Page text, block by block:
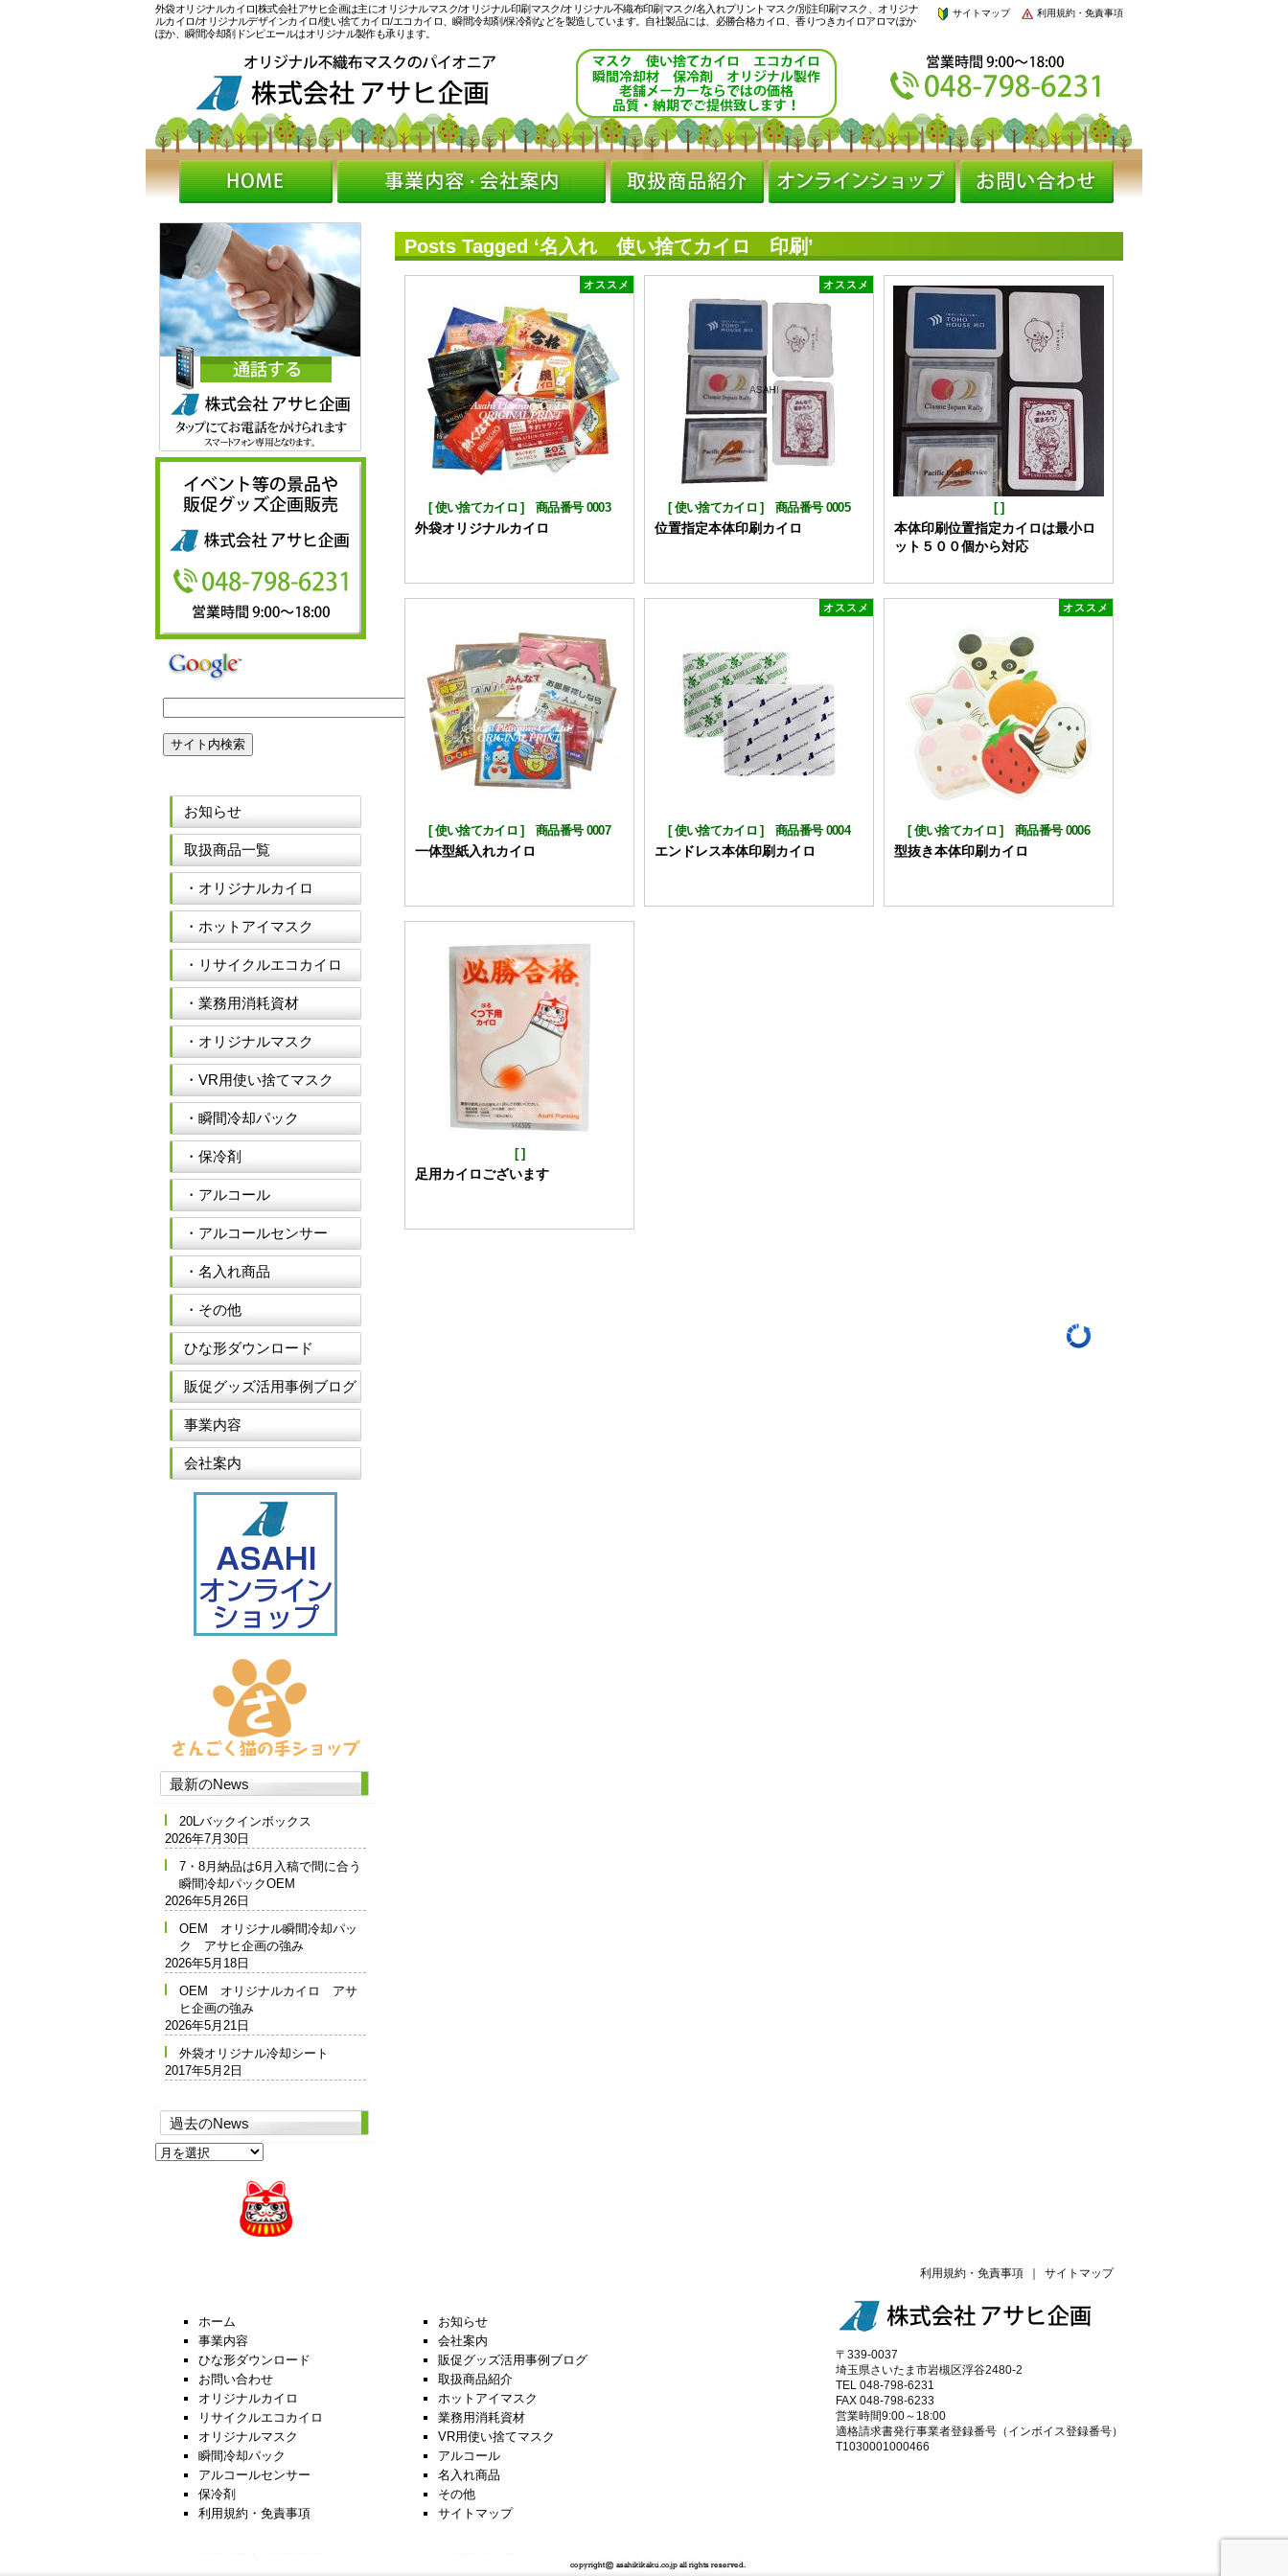
外袋オリジナルカイロ|株式会社アサヒ企画は主にオリジナルマスク/オリジナル印刷マスク/オリジナル不織布印刷マスク/名入れプリントマスク/別注印刷マスク、オリジナ
ルカイロ/オリジナルデザインカイロ/使い捨てカイロ/エコカイロ、瞬間冷却剤/保冷剤などを製造しています。自社製品には、必勝合格カイロ、香りつきカイロアロマぽか
ぽか、瞬間冷却剤ドンピエールはオリジナル製作も承ります。
利用規約・免責事項
サイトマップ
Posts Tagged ‘名入れ 使い捨てカイロ 印刷’
オススメ
[使い捨てカイロ ]商品番号 0003
外袋オリジナルカイロ
オススメ
[使い捨てカイロ ]商品番号 0005
位置指定本体印刷カイロ
[]
本体印刷位置指定カイロは最小ロ
ット５００個から対応
[使い捨てカイロ ]商品番号 0007
一体型紙入れカイロ
オススメ
[使い捨てカイロ ]商品番号 0004
エンドレス本体印刷カイロ
オススメ
[使い捨てカイロ ]商品番号 0006
型抜き本体印刷カイロ
[]
足用カイロございます
お知らせ
取扱商品一覧
・オリジナルカイロ
・ホットアイマスク
・リサイクルエコカイロ
・業務用消耗資材
・オリジナルマスク
・VR用使い捨てマスク
・瞬間冷却パック
・保冷剤
・アルコール
・アルコールセンサー
・名入れ商品
・その他
ひな形ダウンロード
販促グッズ活用事例ブログ
事業内容
会社案内
最新のNews
20Lバックインボックス
2026年7月30日
7・8月納品は6月入稿で間に合う
瞬間冷却パックOEM
2026年5月26日
OEM オリジナル瞬間冷却パッ
ク アサヒ企画の強み
2026年5月18日
OEM オリジナルカイロ アサ
ヒ企画の強み
2026年5月21日
外袋オリジナル冷却シート
2017年5月2日
過去のNews
過
ホーム
お知らせ
事業内容
会社案内
ひな形ダウンロード
販促グッズ活用事例ブログ
お問い合わせ
取扱商品紹介
オリジナルカイロ
ホットアイマスク
リサイクルエコカイロ
業務用消耗資材
オリジナルマスク
VR用使い捨てマスク
瞬間冷却パック
アルコール
アルコールセンサー
名入れ商品
保冷剤
その他
利用規約・免責事項
サイトマップ
サイトマップ
利用規約・免責事項
〒339-0037
埼玉県さいたま市岩槻区浮谷2480-2
TEL 048-798-6231
FAX 048-798-6233
営業時間9:00～18:00
適格請求書発行事業者登録番号（インボイス登録番号）
T1030001000466